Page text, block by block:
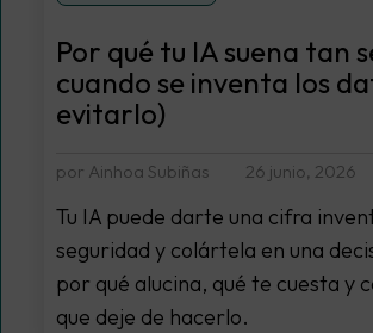
Por qué tu IA suena tan
cuando se inventa los
evitarlo)
por Ainhoa Subiñas 26 junio, 2026
Tu IA puede darte una cifra
seguridad y colártela en una
por qué alucina, qué te cuesta y
que deje de hacerlo.